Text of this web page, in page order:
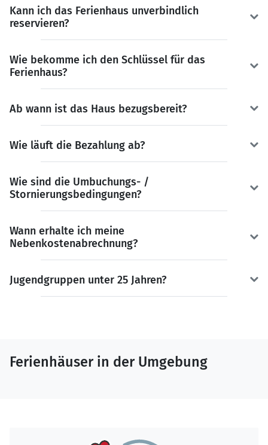
Kann ich das Ferienhaus unverbindlich
reservieren?
Wie bekomme ich den Schlüssel für das
Ferienhaus?
Ab wann ist das Haus bezugsbereit?
Wie läuft die Bezahlung ab?
Wie sind die Umbuchungs- /
Stornierungsbedingungen?
Wann erhalte ich meine
Nebenkostenabrechnung?
Jugendgruppen unter 25 Jahren?
Ferienhäuser in der Umgebung